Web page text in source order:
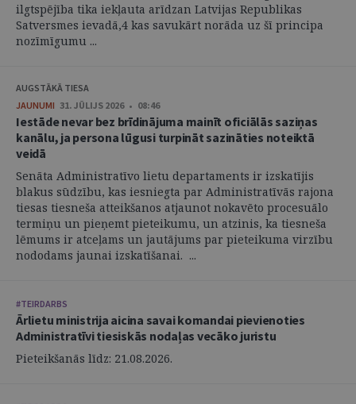
ilgtspējība tika iekļauta arīdzan Latvijas Republikas
Satversmes ievadā,4 kas savukārt norāda uz šī principa
nozīmīgumu ...
AUGSTĀKĀ TIESA
JAUNUMI 31. JŪLIJS 2026 • 08:46
Iestāde nevar bez brīdinājuma mainīt oficiālās saziņas
kanālu, ja persona lūgusi turpināt sazināties noteiktā
veidā
Senāta Administratīvo lietu departaments ir izskatījis
blakus sūdzību, kas iesniegta par Administratīvās rajona
tiesas tiesneša atteikšanos atjaunot nokavēto procesuālo
termiņu un pieņemt pieteikumu, un atzinis, ka tiesneša
lēmums ir atceļams un jautājums par pieteikuma virzību
nododams jaunai izskatīšanai. ...
#TEIRDARBS
Ārlietu ministrija aicina savai komandai pievienoties
Administratīvi tiesiskās nodaļas vecāko juristu
Pieteikšanās līdz: 21.08.2026.